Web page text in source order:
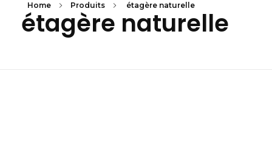
Home Produits étagère naturelle
étagère naturelle